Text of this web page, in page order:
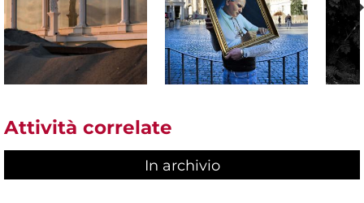
Attività correlate
In archivio